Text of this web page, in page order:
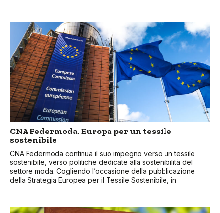
CNA Federmoda, Europa per un tessile
sostenibile
CNA Federmoda continua il suo impegno verso un tessile
sostenibile, verso politiche dedicate alla sostenibilità del
settore moda. Cogliendo l’occasione della pubblicazione
della Strategia Europea per il Tessile Sostenibile, in